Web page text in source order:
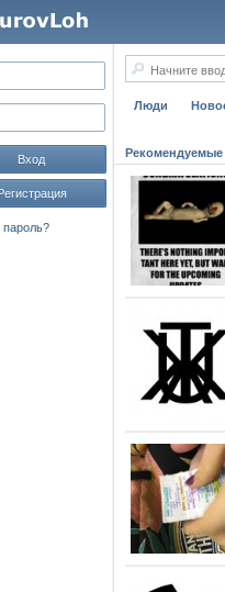
Вход
Начните
Люди
Рекомендуемые